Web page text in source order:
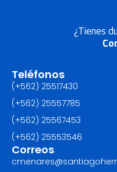
¿Tienes
Teléfonos
(+562) 25517430‬
(+562) 25557785
(+562) 25567453‬
(+562) ‪25553546
Correos